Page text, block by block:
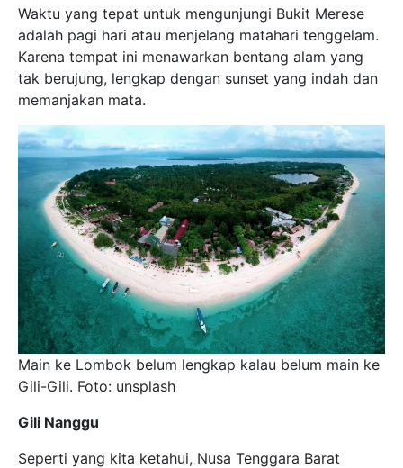
Waktu yang tepat untuk mengunjungi Bukit Merese
adalah pagi hari atau menjelang matahari tenggelam.
Karena tempat ini menawarkan bentang alam yang
tak berujung, lengkap dengan sunset yang indah dan
memanjakan mata.
Main ke Lombok belum lengkap kalau belum main ke
Gili-Gili. Foto: unsplash
Gili Nanggu
Seperti yang kita ketahui, Nusa Tenggara Barat